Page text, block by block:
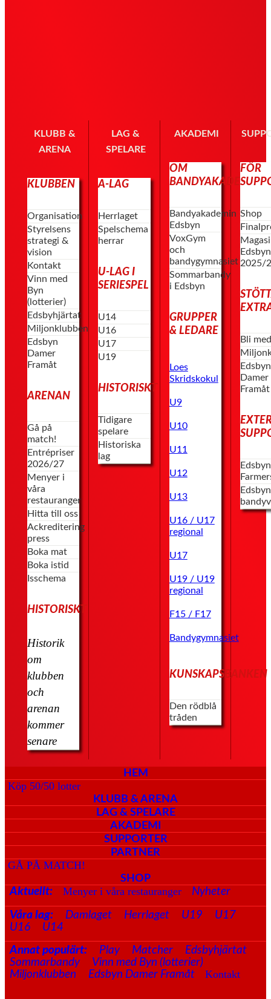
KLUBB &
ARENA
KLUBBEN
Organisation
Styrelsens
strategi &
vision
Kontakt
Vinn med
Byn
(lotterier)
Edsbyhjärtat
Miljonklubben
Edsbyn
Damer
Framåt
ARENAN
Gå på
match!
Entrépriser
2026/27
Menyer i
våra
restauranger
Hitta till oss
Ackreditering
press
Boka mat
Boka istid
Isschema
HISTORISKT
Historik
om
klubben
och
arenan
kommer
senare
LAG &
SPELARE
A-LAG
Herrlaget
Spelschema
herrar
U-LAG I
SERIESPEL
U14
U16
U17
U19
HISTORISKT
Tidigare
spelare
Historiska
lag
AKADEMI
OM
BANDYAKADEMIN
Bandyakademin
Edsbyn
VoxGym
och
bandygymnasiet
Sommarbandy
i Edsbyn
GRUPPER
& LEDARE
Loes
Skridskokul
U9
U10
U11
U12
U13
U16 / U17
regional
U17
U19 / U19
regional
F15 / F17
Bandygymnasiet
KUNSKAPSBANKEN
Den rödblå
tråden
FÖR
Shop
Edsbyn
2025/
Bli
Edsbyn
Damer
Framåt
HEM
Köp 50/50 lotter
KLUBB & ARENA
LAG & SPELARE
AKADEMI
SUPPORTER
PARTNER
GÅ PÅ MATCH!
SHOP
Aktuellt: Menyer i våra restauranger Nyheter
Våra lag: Damlaget Herrlaget U19
U17
U16
U14
Annat populärt:
Play Matcher
Edsbyhjärtat
Sommarbandy
Vinn med Byn (lotterier)
Miljonklubben
Edsbyn Damer Framåt Kontakt